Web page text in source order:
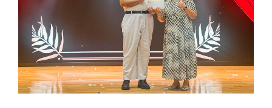
業、
會
計
與
財
務
概